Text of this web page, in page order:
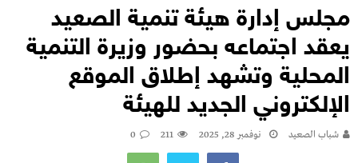
مجلس إدارة هيئة تنمية الصعيد
يعقد اجتماعه بحضور وزيرة التنمية
المحلية وتشهد إطلاق الموقع
الإلكتروني الجديد للهيئة
شباب الصعيد نوفمبر 28, 2025 211
0